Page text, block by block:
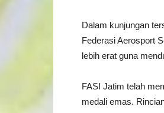
Dalam kunjungan
Federasi Aerosport
lebih erat guna
FASI Jatim telah
medali emas.